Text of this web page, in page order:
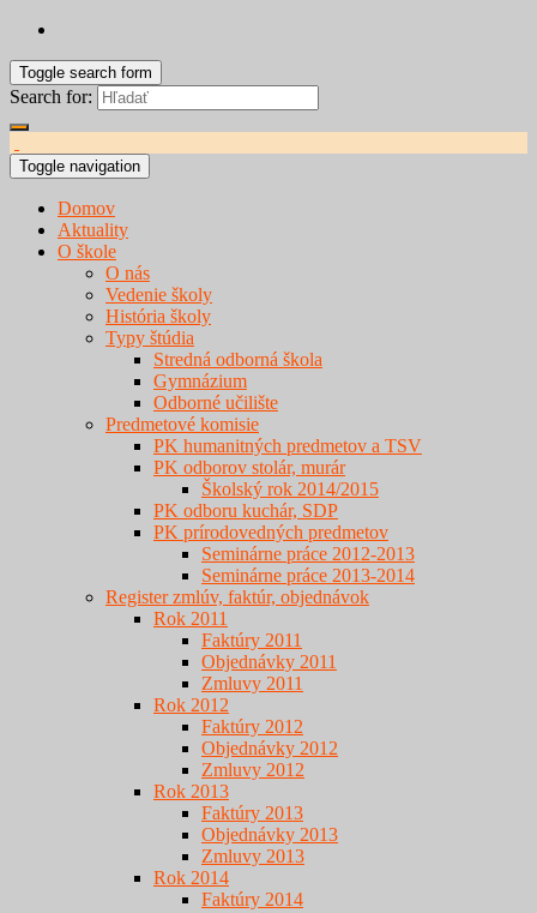
Toggle search form
Search for:
Toggle navigation
Domov
Aktuality
O škole
O nás
Vedenie školy
História školy
Typy štúdia
Stredná odborná škola
Gymnázium
Odborné učilište
Predmetové komisie
PK humanitných predmetov a TSV
PK odborov stolár, murár
Školský rok 2014/2015
PK odboru kuchár, SDP
PK prírodovedných predmetov
Seminárne práce 2012-2013
Seminárne práce 2013-2014
Register zmlúv, faktúr, objednávok
Rok 2011
Faktúry 2011
Objednávky 2011
Zmluvy 2011
Rok 2012
Faktúry 2012
Objednávky 2012
Zmluvy 2012
Rok 2013
Faktúry 2013
Objednávky 2013
Zmluvy 2013
Rok 2014
Faktúry 2014